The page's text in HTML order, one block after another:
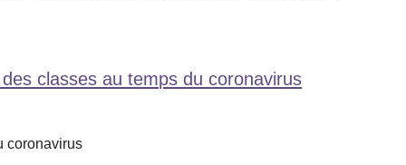
classes au temps du coronavirus
coronavirus